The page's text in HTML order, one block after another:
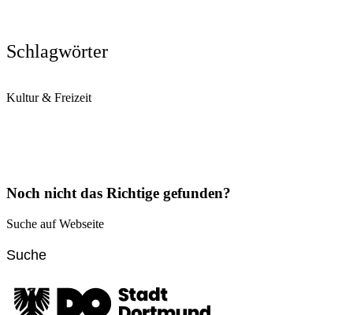
Schlagwörter
Kultur & Freizeit
Noch nicht das Richtige gefunden?
Suche auf Webseite